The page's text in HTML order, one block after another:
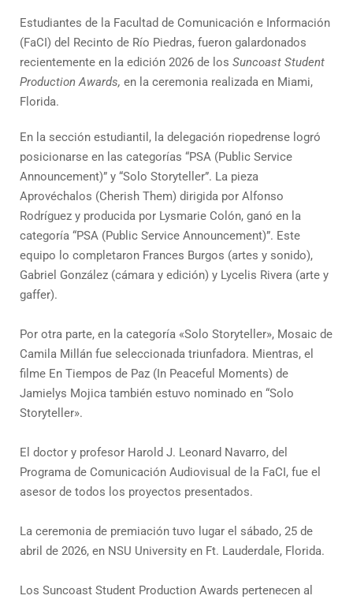
Estudiantes de la Facultad de Comunicación e Información
(FaCI) del Recinto de Río Piedras, fueron galardonados
recientemente en la edición 2026 de los Suncoast Student
Production Awards, en la ceremonia realizada en Miami,
Florida.
En la sección estudiantil, la delegación riopedrense logró
posicionarse en las categorías “PSA (Public Service
Announcement)” y “Solo Storyteller”. La pieza
Aprovéchalos (Cherish Them) dirigida por Alfonso
Rodríguez y producida por Lysmarie Colón, ganó en la
categoría “PSA (Public Service Announcement)”. Este
equipo lo completaron Frances Burgos (artes y sonido),
Gabriel González (cámara y edición) y Lycelis Rivera (arte y
gaffer).
Por otra parte, en la categoría «Solo Storyteller», Mosaic de
Camila Millán fue seleccionada triunfadora. Mientras, el
filme En Tiempos de Paz (In Peaceful Moments) de
Jamielys Mojica también estuvo nominado en “Solo
Storyteller».
El doctor y profesor Harold J. Leonard Navarro, del
Programa de Comunicación Audiovisual de la FaCI, fue el
asesor de todos los proyectos presentados.
La ceremonia de premiación tuvo lugar el sábado, 25 de
abril de 2026, en NSU University en Ft. Lauderdale, Florida.
Los Suncoast Student Production Awards pertenecen al